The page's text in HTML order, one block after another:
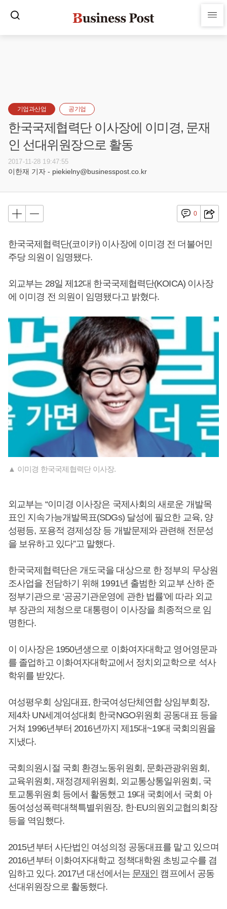
기업과산업 공기업
한국국제협력단 이사장에 이미경, 문재
인 선대위원장으로 활동
2017-11-28 19:47:55
이한재 기자 - piekielny@businesspost.co.kr
0
한국국제협력단(코이카) 이사장에 이미경 전 더불어민
주당 의원이 임명됐다.
외교부는 28일 제12대 한국국제협력단(KOICA) 이사장
에 이미경 전 의원이 임명됐다고 밝혔다.
▲ 이미경 한국국제협력단 이사장.
외교부는 “이미경 이사장은 국제사회의 새로운 개발목
표인 지속가능개발목표(SDGs) 달성에 필요한 교육, 양
성평등, 포용적 경제성장 등 개발문제와 관련해 전문성
을 보유하고 있다”고 말했다.
한국국제협력단은 개도국을 대상으로 한 정부의 무상원
조사업을 전담하기 위해 1991년 출범한 외교부 산하 준
정부기관으로 ‘공공기관운영에 관한 법률’에 따라 외교
부 장관의 제청으로 대통령이 이사장을 최종적으로 임
명한다.
이 이사장은 1950년생으로 이화여자대학교 영어영문과
를 졸업하고 이화여자대학교에서 정치외교학으로 석사
학위를 받았다.
여성평우회 상임대표, 한국여성단체연합 상임부회장,
제4차 UN세계여성대회 한국NGO위원회 공동대표 등을
거쳐 1996년부터 2016년까지 제15대~19대 국회의원을
지냈다.
국회의원시절 국회 환경노동위원회, 문화관광위원회,
교육위원회, 재정경제위원회, 외교통상통일위원회, 국
토교통위원회 등에서 활동했고 19대 국회에서 국회 아
동여성성폭력대책특별위원장, 한·EU의원외교협의회장
등을 역임했다.
2015년부터 사단법인 여성의정 공동대표를 맡고 있으며
2016년부터 이화여자대학교 정책대학원 초빙교수를 겸
임하고 있다. 2017년 대선에서는 문재인 캠프에서 공동
선대위원장으로 활동했다.